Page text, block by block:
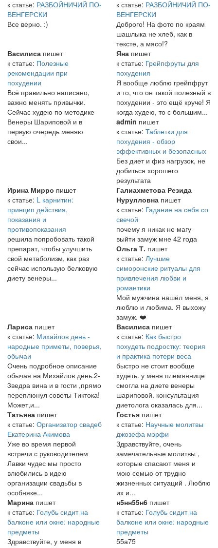
к статье: РАЗБОЙНИЧИЙ ПО-
ВЕНГЕРСКИ
Все верно. :)
к статье: РАЗБОЙНИЧИЙ ПО-
ВЕНГЕРСКИ
Доброго! На фото по краям
шашлыка не хлеб, как в
тексте, а мясо!?
Василиса пишет
к статье: Полезные
рекомендации при
похудении
Всё правильно написано,
важно менять привычки.
Сейчас худею по методике
Венеры Шариповой и в
первую очередь меняю
свои...
Яна пишет
к статье: Грейпфруты для
похудения
Я вообще люблю грейпфрут
и то, что он такой полезный в
похудении - это ещё круче! Я
когда худею, то с большим...
admin пишет
к статье: Таблетки для
похудения - обзор
эффективных и безопасных
Без диет и физ нагрузок, не
добиться хорошего
результата
Ирина Мирро пишет
к статье: L карнитин:
принцип действия,
показания и
противопоказания
решила попробовать такой
препарат, чтобы улучшить
свой метаболизм, как раз
сейчас использую белковую
диету венеры...
Галиахметова Резида
Нурулловна пишет
к статье: Гадание на себя со
свечой
почему я никак не магу
выйти замуж мне 42 года
Ольга Т. пишет
к статье: Лучшие
симоронские ритуалы для
привлечения любви и
романтики
Мой мужчина нашёл меня, я
люблю и любима. Я выхожу
замуж. ❤️
Лариса пишет
к статье: Михайлов день -
народные приметы, поверья,
обычаи
Очень подробное описание
обычая на Михайлов день.2-
3ведра вина и в гости ,прямо
переплюнул советы Тиктока!
Может,и...
Василиса пишет
к статье: Как быстро
похудеть подростку: теория
и практика потери веса
быстро не стоит вообще
худеть. у меня племяннице
смогла на диете венеры
шариповой. консультация
диетолога оказалась для...
Татьяна пишет
к статье: Организатор свадеб
Екатерина Акимова
Уже во время первой
встречи с руководителем
Лавки чудес мы просто
влюбились в идею
организации свадьбы в
особняке...
Гостья пишет
к статье: Научные молитвы
джозефа мэрфи
Здравствуйте, очень
замечательные молитвы ,
которые спасают меня и
мою семью от трудно
жизненных ситуаций . Люблю
их и...
Марина пишет
к статье: Голубь сидит на
балконе или окне: народные
предметы
Здравствуйте, у меня в
н5нн55н6 пишет
к статье: Голубь сидит на
балконе или окне: народные
предметы
55а75